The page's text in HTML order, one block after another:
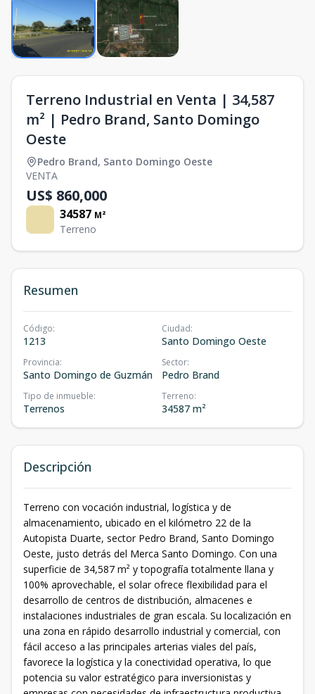
Terreno Industrial en Venta | 34,587
m² | Pedro Brand, Santo Domingo
Oeste
Pedro Brand, Santo Domingo Oeste
VENTA
US$ 860,000
34587 M²
Terreno
Resumen
Código:
1213
Ciudad:
Santo Domingo Oeste
Provincia:
Santo Domingo de Guzmán
Sector:
Pedro Brand
Tipo de inmueble:
Terrenos
Terreno:
34587 m²
Descripción
Terreno con vocación industrial, logística y de
almacenamiento, ubicado en el kilómetro 22 de la
Autopista Duarte, sector Pedro Brand, Santo Domingo
Oeste, justo detrás del Merca Santo Domingo. Con una
superficie de 34,587 m² y topografía totalmente llana y
100% aprovechable, el solar ofrece flexibilidad para el
desarrollo de centros de distribución, almacenes e
instalaciones industriales de gran escala. Su localización en
una zona en rápido desarrollo industrial y comercial, con
fácil acceso a las principales arterias viales del país,
favorece la logística y la conectividad operativa, lo que
potencia su valor estratégico para inversionistas y